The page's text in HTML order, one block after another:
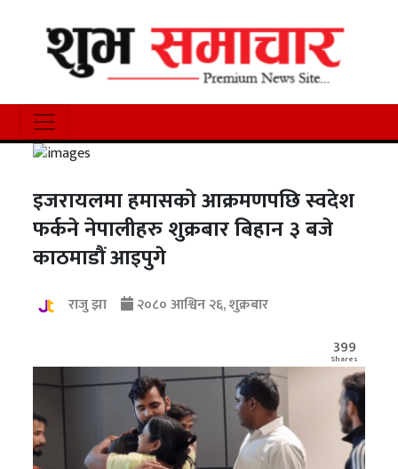
इजरायलमा हमासको आक्रमणपछि स्वदेश
फर्कने नेपालीहरु शुक्रबार बिहान ३ बजे
काठमाडौं आइपुगे
राजु झा
२०८० आश्विन २६, शुक्रबार
399
Shares